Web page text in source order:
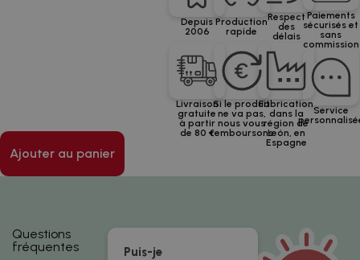
Depuis
2006
Production
rapide
Respect
des
délais
Paiements
sécurisés et
sans
commission
Livraison
gratuite
à partir
de 80 €
Si le produit
ne va pas,
nous vous
remboursons
Fabrication
dans la
région de
León, en
Espagne
Service
Ajouter au panier
Questions
fréquentes
Puis-je